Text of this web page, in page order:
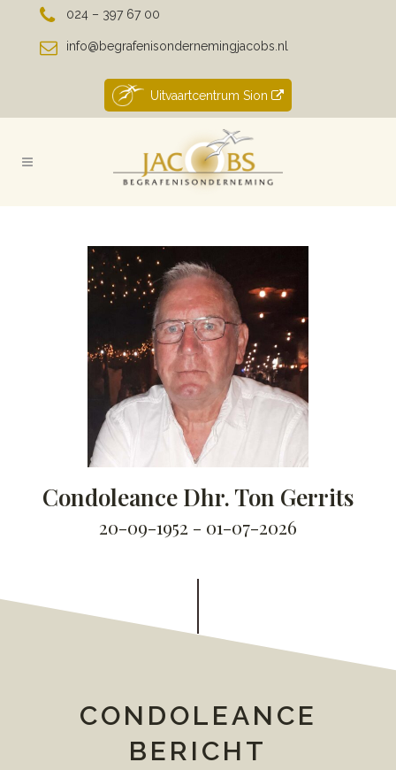
024 – 397 67 00
info@begrafenisondernemingjacobs.nl
Uitvaartcentrum Sion
Condoleance Dhr. Ton Gerrits
20-09-1952 - 01-07-2026
CONDOLEANCE
BERICHT